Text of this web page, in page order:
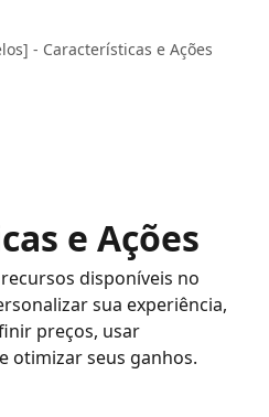
- Características e Ações
e Ações
disponíveis no
sua experiência,
preços, usar
otimizar seus ganhos.